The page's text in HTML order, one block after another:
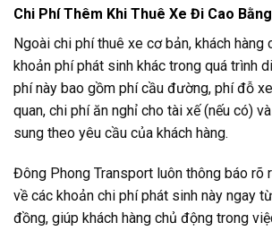
Chi Phí Thêm Khi Thuê Xe Đi Cao Bằng
Ngoài chi phí thuê xe cơ bản, khách
khoản phí phát sinh khác trong quá trình
phí này bao gồm phí cầu đường, phí đỗ
quan, chi phí ăn nghỉ cho tài xế (nếu có)
sung theo yêu cầu của khách hàng.
Đông Phong Transport luôn thông báo rõ
về các khoản chi phí phát sinh này ngay
đồng, giúp khách hàng chủ động trong